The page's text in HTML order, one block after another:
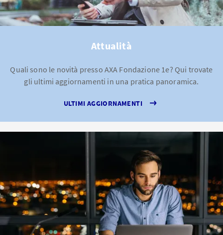
Attualità
Quali sono le novità presso AXA Fondazione 1e? Qui trovate
gli ultimi aggiornamenti in una pratica panoramica.
ULTIMI AGGIORNAMENTI